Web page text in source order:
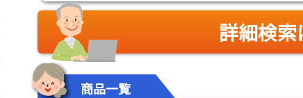
詳細検
商品一覧